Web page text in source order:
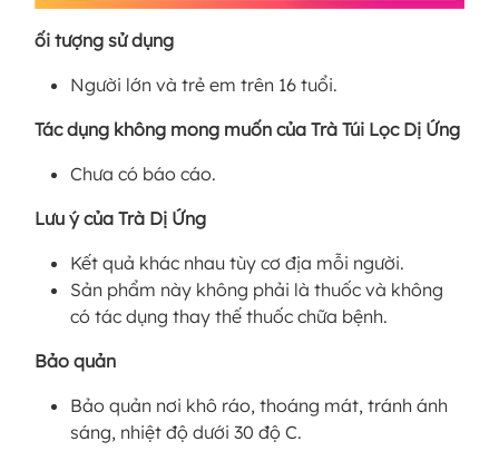
ối tượng sử dụng
Người lớn và trẻ em trên 16 tuổi.
Tác dụng không mong muốn của Trà Túi Lọc Dị Ứng
Chưa có báo cáo.
Lưu ý của Trà Dị Ứng
Kết quả khác nhau tùy cơ địa mỗi người.
Sản phẩm này không phải là thuốc và không
có tác dụng thay thế thuốc chữa bệnh.
Bảo quản
Bảo quản nơi khô ráo, thoáng mát, tránh ánh
sáng, nhiệt độ dưới 30 độ C.